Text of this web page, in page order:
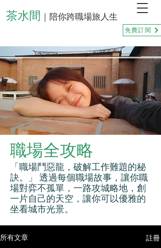
茶水間 ｜陪你跨職場旅人生
免費訂閱
職場全攻略
「職場鬥惡龍，破解工作難題的秘
訣。」 透過每個職場故事，讓你職
場對弈不孤單，一路攻城略地，創
一片自己的天空，讓你可以優雅的
坐看城市光景。
所有文章 註冊